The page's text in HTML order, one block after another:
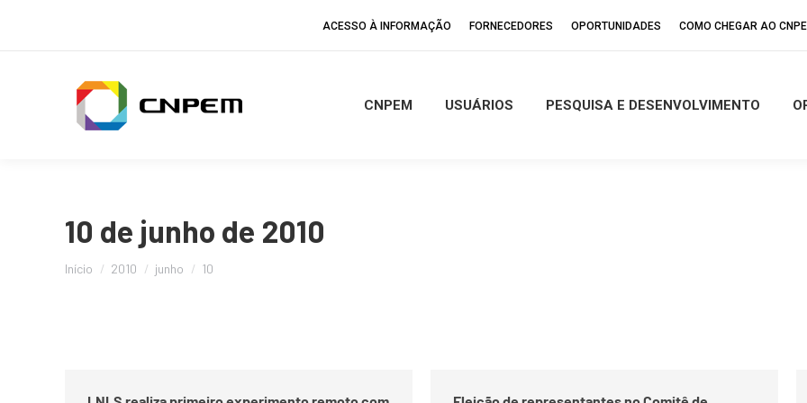
ACESSO À INFORMAÇÃO FORNECEDORES OPORTUNIDADES COMO CHEGAR AO
CNPEM USUÁRIOS PESQUISA E DESENVOLVIMENTO
10 de junho de 2010
Início 2010 junho 10